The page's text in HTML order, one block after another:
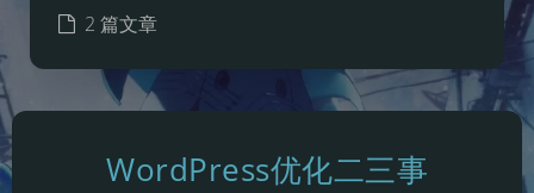
2 篇文章
WordPress优化二三事